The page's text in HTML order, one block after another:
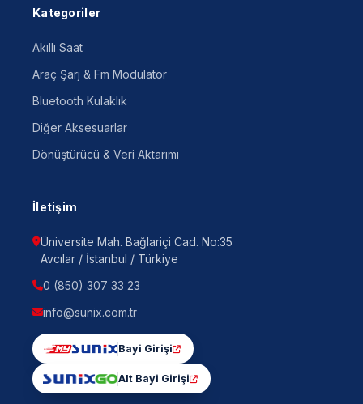
Kategoriler
Akıllı Saat
Araç Şarj & Fm Modülatör
Bluetooth Kulaklık
Diğer Aksesuarlar
Dönüştürücü & Veri Aktarımı
İletişim
Üniversite Mah. Bağlariçi Cad. No:35
Avcılar / İstanbul / Türkiye
0 (850) 307 33 23
info@sunix.com.tr
Bayi Girişi
Alt Bayi Girişi